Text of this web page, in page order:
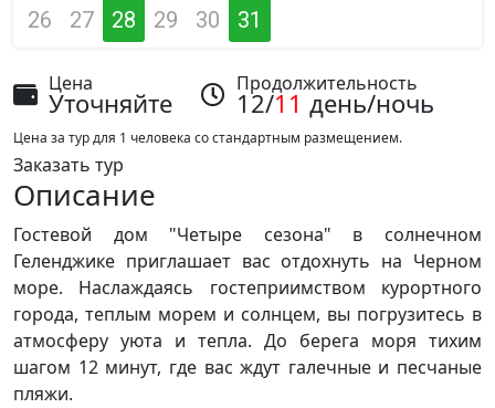
26
27 28 29 30 31
Цена
Уточняйте
Продолжительность
12/11 день/ночь
Цена за тур для 1 человека со стандартным размещением.
Заказать тур
Описание
Гостевой дом "Четыре сезона" в солнечном
Геленджике приглашает вас отдохнуть на Черном
море. Наслаждаясь гостеприимством курортного
города, теплым морем и солнцем, вы погрузитесь в
атмосферу уюта и тепла. До берега моря тихим
шагом 12 минут, где вас ждут галечные и песчаные
пляжи.